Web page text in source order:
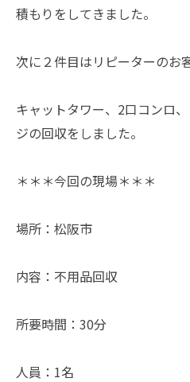
積もりをしてきました。
次に２件目はリピーターのお
キャットタワー、2口コンロ
ジの回収をしました。
＊＊＊今回の現場＊＊＊
場所：松阪市
内容：不用品回収
所要時間：30分
人員：1名